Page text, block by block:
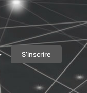
S’inscrire